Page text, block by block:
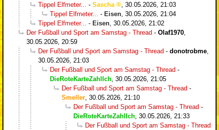
Tippel Elfmeter...
- Sascha
30.05.2026, 21:03
Tippel Elfmeter...
- Eisen 30.05.2026, 21:04
Tippel Elfmeter...
- Eisen 30.05.2026, 21:02
Der Fußball und Sport am Samstag - Thread - Olaf1970
30.05.2026, 20:59
Der Fußball und Sport am Samstag - Thread - donotrobme
30.05.2026, 21:03
Der Fußball und Sport am Samstag - Thread -
DieRoteKarteZahlIch 30.05.2026, 21:05
Der Fußball und Sport am Samstag - Thread -
Smeller 30.05.2026, 21:10
Der Fußball und Sport am Samstag - Thread -
DieRoteKarteZahlIch 30.05.2026, 21:33
Der Fußball und Sport am Samstag - Thread